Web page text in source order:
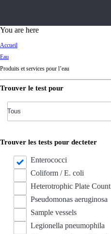
d
You are here
Accueil
Eau
Produits et services pour l’eau
Trouver le test pour
Trouver les tests pour decteter
Enterococci
Coliform / E. coli
Heterotrophic Plate Count
Pseudomonas aeruginosa
Sample vessels
Legionella pneumophila